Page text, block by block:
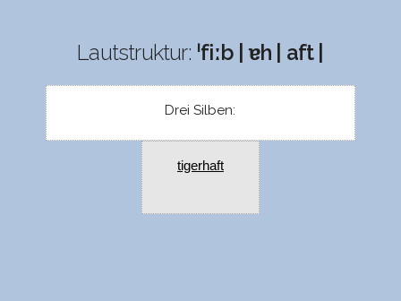
Lautstruktur: ˈfiːb | ɐh | aft |
Drei Silben:
tigerhaft